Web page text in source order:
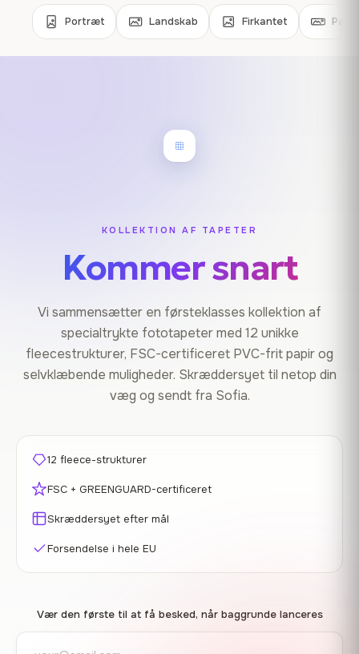
Portræt Landskab Firkantet
KOLLEKTION AF TAPETER
Kommer snart
Vi sammensætter en førsteklasses kollektion af
specialtrykte fototapeter med 12 unikke
fleecestrukturer, FSC-certificeret PVC-frit papir og
selvklæbende muligheder. Skræddersyet til netop din
væg og sendt fra Sofia.
12 fleece-strukturer
FSC + GREENGUARD-certificeret
Skræddersyet efter mål
Forsendelse i hele EU
Vær den første til at få besked, når baggrunde lanceres